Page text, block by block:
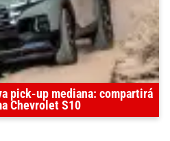
pick-up mediana: compartirá
Chevrolet S10